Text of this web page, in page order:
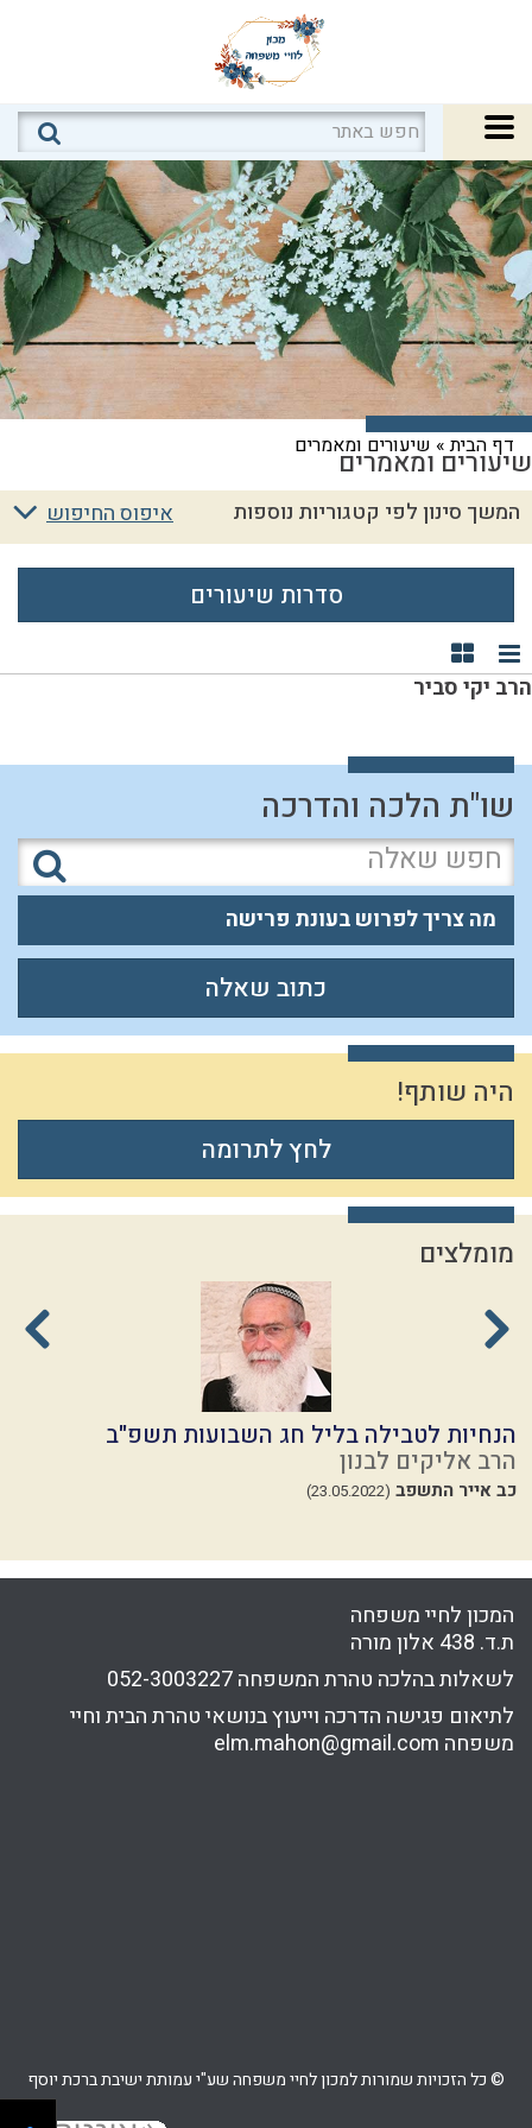
דף הבית» שיעורים ומאמרים
שיעורים ומאמרים
איפוס החיפוש המשך סינון לפי קטגוריות נוספות
סדרות שיעורים
תצוגת רשימה
תצוגת קוביות
הרב יקי סביר
שו"ת הלכה והדרכה
מה צריך לפרוש בעונת פרישה
כתוב שאלה
היה שותף!
לחץ לתרומה
מומלצים
הנחיות לטבילה בליל חג השבועות תשפ"ב
הרב אליקים לבנון
כב אייר התשפב (23.05.2022)
המכון לחיי משפחה
ת.ד. 438 אלון מורה
לשאלות בהלכה טהרת המשפחה052-3003227
לתיאום פגישה הדרכה וייעוץ בנושאי טהרת הבית וחיי
משפחה elm.mahon@gmail.com
© כל הזכויות שמורות למכון לחיי משפחה שע"י עמותת ישיבת ברכת יוסף